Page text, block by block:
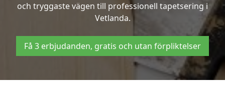
och tryggaste vägen till professionell tapetsering i
Vetlanda.
Få 3 erbjudanden, gratis och utan förpliktelser